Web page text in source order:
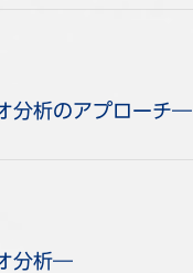
分析のアプローチ―
分析―